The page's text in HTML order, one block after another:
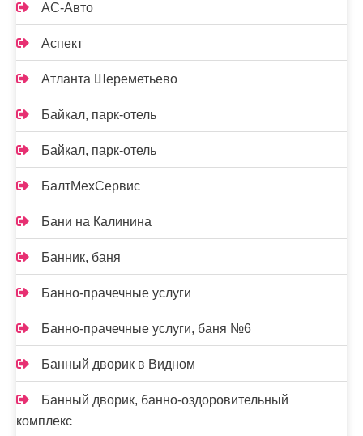
АС-Авто
Аспект
Атланта Шереметьево
Байкал, парк-отель
Байкал, парк-отель
БалтМехСервис
Бани на Калинина
Банник, баня
Банно-прачечные услуги
Банно-прачечные услуги, баня №6
Банный дворик в Видном
Банный дворик, банно-оздоровительный
комплекс